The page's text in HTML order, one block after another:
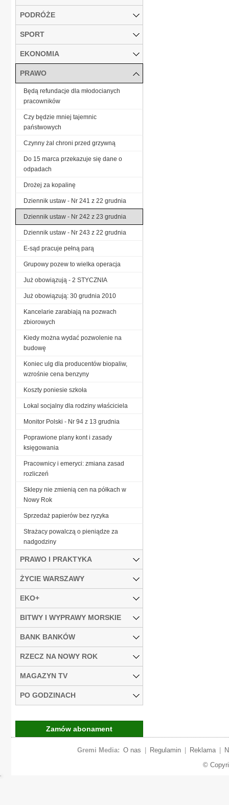
PODRÓŻE
SPORT
EKONOMIA
PRAWO
Będą refundacje dla młodocianych
pracowników
Czy będzie mniej tajemnic
państwowych
Czynny żal chroni przed grzywną
Do 15 marca przekazuje się dane o
odpadach
Drożej za kopalinę
Dziennik ustaw - Nr 241 z 22 grudnia
Dziennik ustaw - Nr 242 z 23 grudnia
Dziennik ustaw - Nr 243 z 22 grudnia
E-sąd pracuje pełną parą
Grupowy pozew to wielka operacja
Już obowiązują - 2 STYCZNIA
Już obowiązują: 30 grudnia 2010
Kancelarie zarabiają na pozwach
zbiorowych
Kiedy można wydać pozwolenie na
budowę
Koniec ulg dla producentów biopaliw,
wzrośnie cena benzyny
Koszty poniesie szkoła
Lokal socjalny dla rodziny właściciela
Monitor Polski - Nr 94 z 13 grudnia
Poprawione plany kont i zasady
księgowania
Pracownicy i emeryci: zmiana zasad
rozliczeń
Sklepy nie zmienią cen na półkach w
Nowy Rok
Sprzedaż papierów bez ryzyka
Strażacy powalczą o pieniądze za
nadgodziny
PRAWO I PRAKTYKA
ŻYCIE WARSZAWY
EKO+
BITWY I WYPRAWY MORSKIE
BANK BANKÓW
RZECZ NA NOWY ROK
MAGAZYN TV
PO GODZINACH
Zamów abonament
Gremi Media: O nas Regulamin Reklama
©